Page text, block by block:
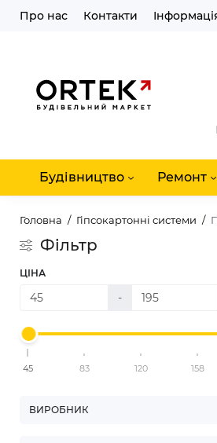
Про нас Контакти
Будівництво Ремонт
Головна Гіпсокартонні системи
Фільтр
ЦІНА
-
45 83 120 158
ВИРОБНИК